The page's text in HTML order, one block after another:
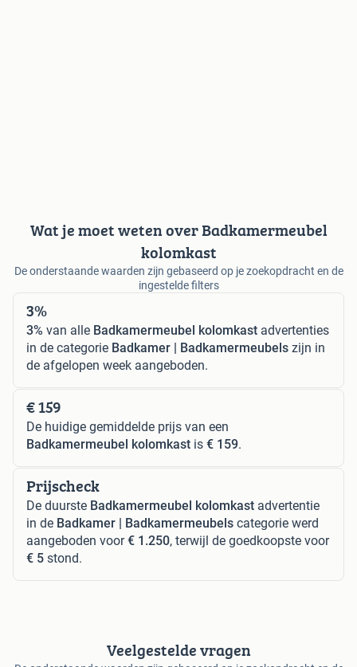
Wat je moet weten over Badkamermeubel
kolomkast
De onderstaande waarden zijn gebaseerd op je zoekopdracht en de
ingestelde filters
3%
3% van alle Badkamermeubel kolomkast advertenties
in de categorie Badkamer | Badkamermeubels zijn in
de afgelopen week aangeboden.
€ 159
De huidige gemiddelde prijs van een
Badkamermeubel kolomkast is € 159.
Prijscheck
De duurste Badkamermeubel kolomkast advertentie
in de Badkamer | Badkamermeubels categorie werd
aangeboden voor€ 1.250, terwijl de goedkoopste voor
€ 5 stond.
Veelgestelde vragen